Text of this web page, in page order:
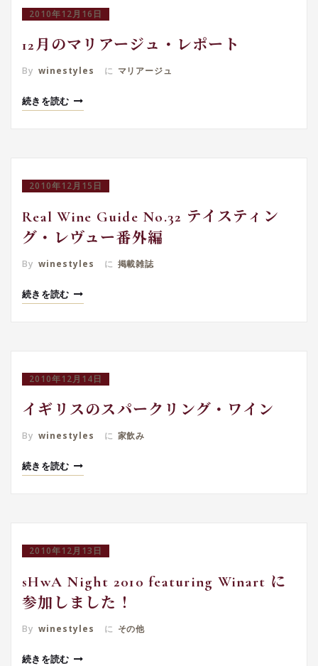
2010年12月16日
12月のマリアージュ・レポート
By winestyles に マリアージュ
続きを読む
2010年12月15日
Real Wine Guide No.32 テイスティン
グ・レヴュー番外編
By winestyles に 掲載雑誌
続きを読む
2010年12月14日
イギリスのスパークリング・ワイン
By winestyles に 家飲み
続きを読む
2010年12月13日
sHwA Night 2010 featuring Winart に
参加しました！
By winestyles に その他
続きを読む